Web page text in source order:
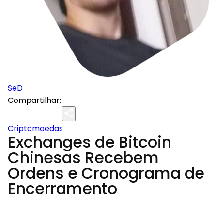
SeD
Compartilhar:
Criptomoedas
Exchanges de Bitcoin
Chinesas Recebem
Ordens e Cronograma de
Encerramento